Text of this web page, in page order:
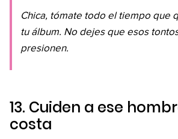
Chica, tómate todo el tiempo que
tu álbum. No dejes que esos
presionen.
13. Cuiden a ese
costa